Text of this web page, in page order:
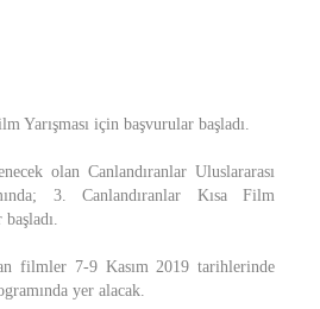
Yarışması için başvurular başladı.
olan Canlandıranlar Uluslararası
3. Canlandıranlar Kısa Film
filmler 7-9 Kasım 2019 tarihlerinde
yer alacak.